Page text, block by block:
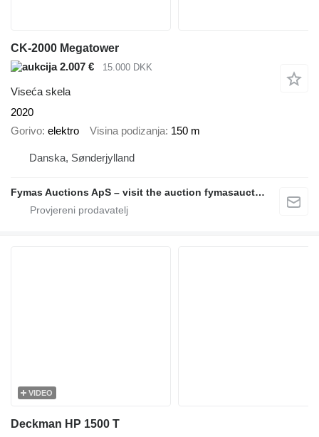
CK-2000 Megatower
2.007 €
15.000 DKK
Viseća skela
2020
Gorivo elektro Visina podizanja 150 m
Danska, Sønderjylland
Fymas Auctions ApS – visit the auction fymasauctions.dk
VIDEO
Deckman HP 1500 T